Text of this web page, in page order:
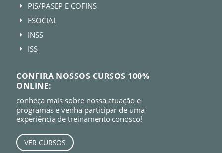
E PIS/PASEP E COFINS
E ESOCIAL
E INSS
E ISS
CONFIRA NOSSOS CURSOS 100%
ONLINE:
conheça mais sobre nossa atuação e
programas e venha participar de uma
experiência de treinamento conosco!
VER CURSOS